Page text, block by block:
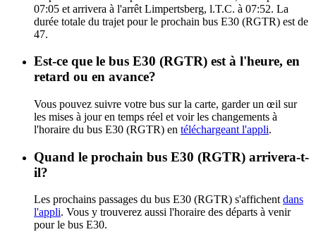
07:05 et arrivera à l'arrêt Limpertsberg, l.T.C. à 07:52. La
durée totale du trajet pour le prochain bus E30 (RGTR) est de
47.
Est-ce que le bus E30 (RGTR) est à l'heure, en
retard ou en avance?
Vous pouvez suivre votre bus sur la carte, garder un œil sur
les mises à jour en temps réel et voir les changements à
l'horaire du bus E30 (RGTR) en téléchargeant l'appli.
Quand le prochain bus E30 (RGTR) arrivera-t-
il?
Les prochains passages du bus E30 (RGTR) s'affichentdans
l'appli. Vous y trouverez aussi l'horaire des départs à venir
pour le bus E30.